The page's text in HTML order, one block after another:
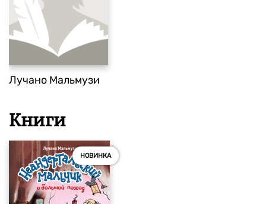
Лучано Мальмузи
Книги
НОВИНКА